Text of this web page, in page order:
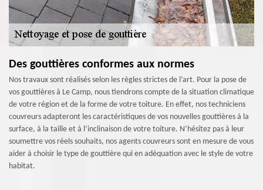
Des gouttières conformes aux normes
Nos travaux sont réalisés selon les règles strictes de l’art. Pour la pose de
vos gouttières à Le Camp, nous tiendrons compte de la situation climatique
de votre région et de la forme de votre toiture. En effet, nos techniciens
couvreurs adapteront les caractéristiques de vos nouvelles gouttières à la
surface, à la taille et à l’inclinaison de votre toiture. N’hésitez pas à leur
soumettre vos réels souhaits, nos agents couvreurs sont en mesure de vous
aider à choisir le type de gouttière qui en adéquation avec le style de votre
habitat.